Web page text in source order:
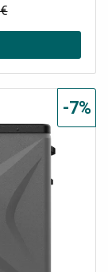
-7%